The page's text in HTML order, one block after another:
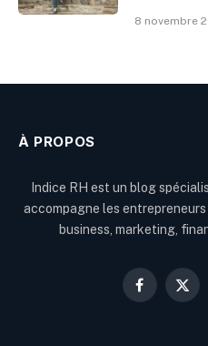
8 novembre
À PROPOS
Indice RH est un blog
accompagne les
business, marketing,
Facebook
X